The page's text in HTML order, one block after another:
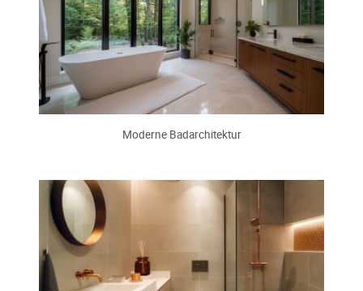
Moderne Badarchitektur